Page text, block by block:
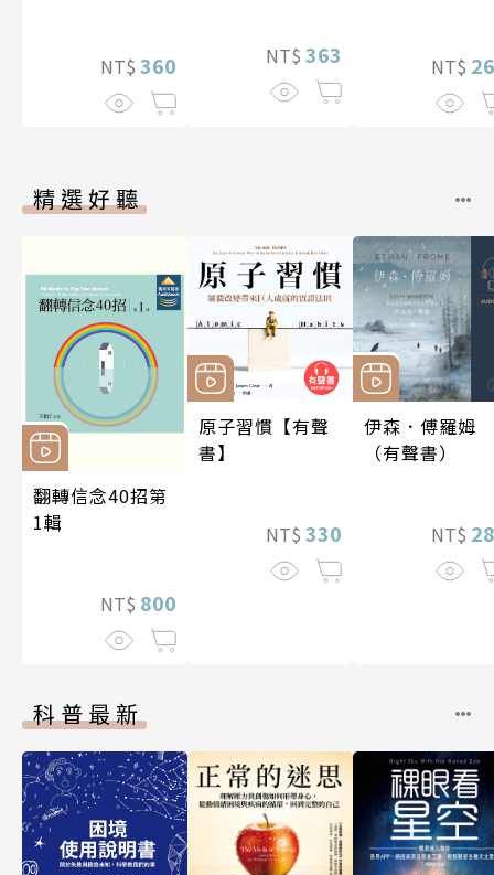
NT$ 360
動」，遠離小腹
凸出、肩頸僵
硬、慢性疼痛
NT$ 363 NT$
精選好聽
翻轉信念40招第
1輯
NT$ 800
原子習慣【有聲
書】
NT$ 330
伊森．傅羅姆
（有聲書）
NT$
科普最新